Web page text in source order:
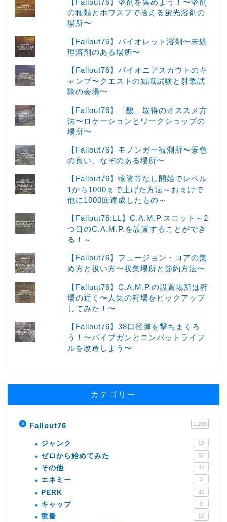
【Fallout76】溶剤を集めよう！〜溶剤
の種類とホワスプで拾える蛍光溶剤の
場所〜
【Fallout76】バイオレット溶剤〜未処
理溶剤のある場所〜
【Fallout76】パイオニアスカウトのキ
ャンプ〜クエストの知識試験と射撃試
験の会場〜
【Fallout76】「酸」取得のオススメ方
法〜ロケーションとワークショップの
場所〜
【Fallout76】モノンガー観測所〜景色
の良い、なぞのある場所〜
【Fallout76】物資等なし開始でレベル
1から1000まで上げた方法～おまけで
他に1000回達成したもの～
【Fallout76:LL】C.A.M.P.スロット～2
つ目のC.A.M.P.を設置することができ
る！～
【Fallout76】フュージョン・コアの集
め方と扱い方〜収集場所と節約方法〜
【Fallout76】C.A.M.P.の設置場所は狩
場の近く〜人気の狩場をピックアップ
してみた！〜
【Fallout76】38口径弾を撃ちまくろ
う！〜パイプガンとコンバットライフ
ルを改造しよう〜
カテゴリー
Fallout76 1,298
ジャンク 19
ゼロから始めてみた 57
その他 41
エネミー 3
PERK 32
キャップ 3
重量 10